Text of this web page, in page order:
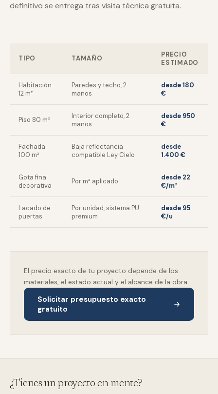
definitivo se entrega tras visita técnica gratuita.
TIPO TAMAÑO
PRECIO
ESTIMADO
Habitación
12 m²
Paredes y techo, 2
manos
desde 180
€
Piso 80 m²
Interior completo, 2
manos
desde 950
€
Fachada
100 m²
Baja reflectancia
compatible Ley Cielo
desde
1.400 €
Gota fina
decorativa
Por m² aplicado
desde 22
€/m²
Lacado de
puertas
Por unidad, sistema PU
premium
desde 95
€/u
El precio exacto de tu proyecto depende de los
materiales, el estado actual y el alcance de la obra.
Solicitar presupuesto exacto
gratuito
¿Tienes un proyecto en mente?